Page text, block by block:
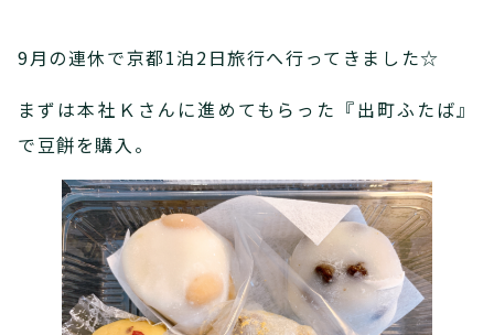
9月の連休で京都1泊2日旅行へ行ってきました☆
まずは本社Ｋさんに進めてもらった『出町ふたば』
で豆餅を購入。